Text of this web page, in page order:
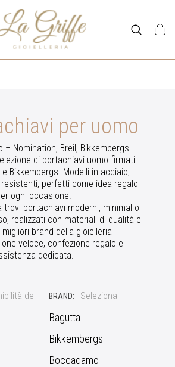
per uomo
– Nomination, Breil, Bikkembergs.
di portachiavi uomo firmati
e Bikkembergs. Modelli in acciaio,
perfetti come idea regalo
ogni occasione.
portachiavi moderni, minimal o
realizzati con materiali di qualità e
brand della gioielleria
veloce, confezione regalo e
dedicata.
BRAND: Seleziona
Bagutta
Bikkembergs
Boccadamo
del